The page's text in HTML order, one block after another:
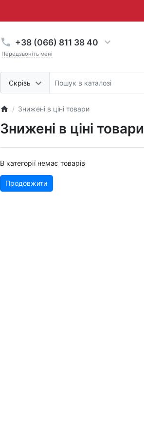
+38 (066) 811 38 40
Передзвоніть мені
Скрізь
Знижені в ціні товари
Знижені в ціні товари
В категорії немає товарів
Продовжити